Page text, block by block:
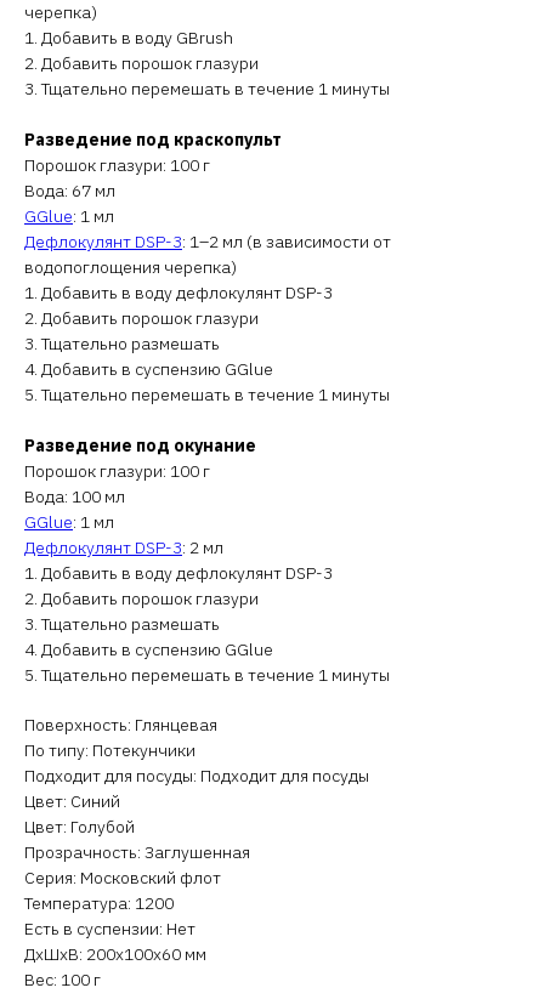
черепка)
1. Добавить в воду GBrush
2. Добавить порошок глазури
3. Тщательно перемешать в течение 1 минуты
Разведение под краскопульт
Порошок глазури: 100 г
Вода: 67 мл
GGlue: 1 мл
Дефлокулянт DSP-3: 1–2 мл (в зависимости от
водопоглощения черепка)
1. Добавить в воду дефлокулянт DSP-3
2. Добавить порошок глазури
3. Тщательно размешать
4. Добавить в суспензию GGlue
5. Тщательно перемешать в течение 1 минуты
Разведение под окунание
Порошок глазури: 100 г
Вода: 100 мл
GGlue: 1 мл
Дефлокулянт DSP-3: 2 мл
1. Добавить в воду дефлокулянт DSP-3
2. Добавить порошок глазури
3. Тщательно размешать
4. Добавить в суспензию GGlue
5. Тщательно перемешать в течение 1 минуты
Поверхность: Глянцевая
По типу: Потекунчики
Подходит для посуды: Подходит для посуды
Цвет: Синий
Цвет: Голубой
Прозрачность: Заглушенная
Серия: Московский флот
Температура: 1200
Есть в суспензии: Нет
ДxШxВ: 200x100x60 мм
Вес: 100 г